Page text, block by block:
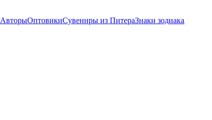
АвторыОптовикиСувениры из ПитераЗнаки зодиака